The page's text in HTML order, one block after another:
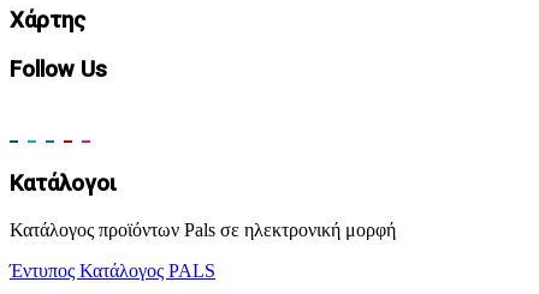
Χάρτης
Follow Us
Κατάλογοι
Κατάλογος προϊόντων Pals σε ηλεκτρονική μορφή
Έντυπος Κατάλογος PALS